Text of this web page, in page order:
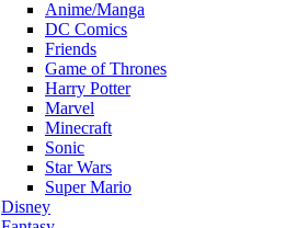
Anime/Manga
DC Comics
Friends
Game of Thrones
Harry Potter
Marvel
Minecraft
Sonic
Star Wars
Super Mario
Disney